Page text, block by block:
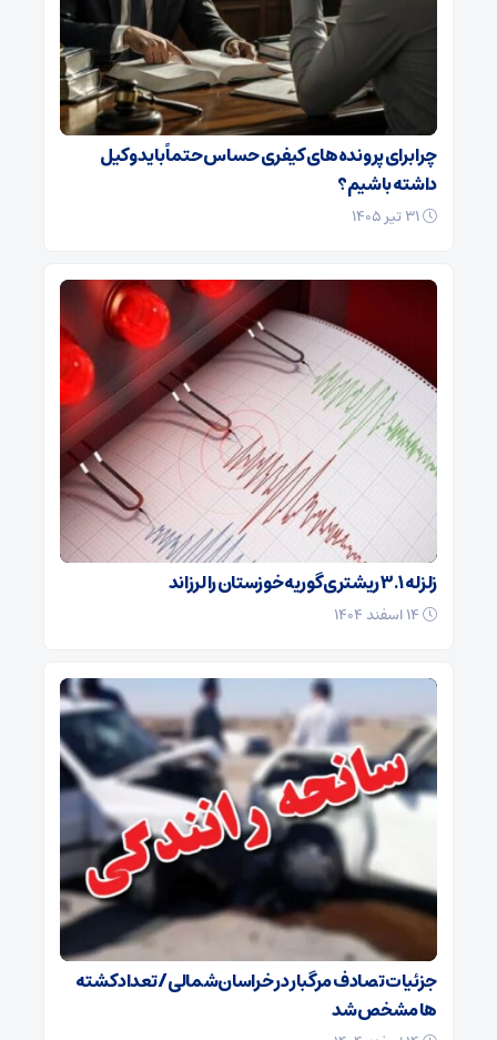
چرا برای پرونده‌های کیفری حساس حتماً باید وکیل
داشته باشیم؟
زلزله ۳.۱ ریشتری گوریه خوزستان را لرزاند
جزئیات تصادف مرگبار در خراسان‌شمالی/ تعداد کشته
ها مشخص شد